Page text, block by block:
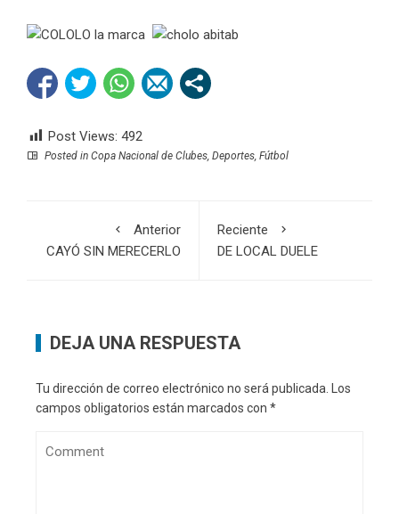
Post Views: 492
Posted in Copa Nacional de Clubes Deportes Fútbol
Anterior
CAYÓ SIN MERECERLO
Reciente
DE LOCAL DUELE
DEJA UNA RESPUESTA
Tu dirección de correo electrónico no será publicada.
Los
campos obligatorios están marcados con *